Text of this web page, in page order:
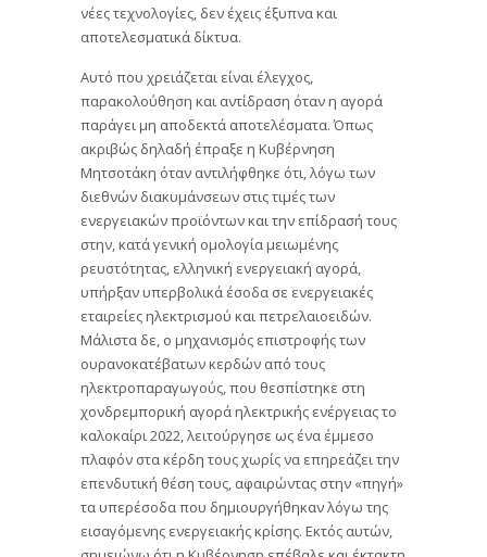
νέες τεχνολογίες, δεν έχεις έξυπνα και
αποτελεσματικά δίκτυα.
Αυτό που χρειάζεται είναι έλεγχος,
παρακολούθηση και αντίδραση όταν η αγορά
παράγει μη αποδεκτά αποτελέσματα. Όπως
ακριβώς δηλαδή έπραξε η Κυβέρνηση
Μητσοτάκη όταν αντιλήφθηκε ότι, λόγω των
διεθνών διακυμάνσεων στις τιμές των
ενεργειακών προϊόντων και την επίδρασή τους
στην, κατά γενική ομολογία μειωμένης
ρευστότητας, ελληνική ενεργειακή αγορά,
υπήρξαν υπερβολικά έσοδα σε ενεργειακές
εταιρείες ηλεκτρισμού και πετρελαιοειδών.
Μάλιστα δε, ο μηχανισμός επιστροφής των
ουρανοκατέβατων κερδών από τους
ηλεκτροπαραγωγούς, που θεσπίστηκε στη
χονδρεμπορική αγορά ηλεκτρικής ενέργειας το
καλοκαίρι 2022, λειτούργησε ως ένα έμμεσο
πλαφόν στα κέρδη τους χωρίς να επηρεάζει την
επενδυτική θέση τους, αφαιρώντας στην «πηγή»
τα υπερέσοδα που δημιουργήθηκαν λόγω της
εισαγόμενης ενεργειακής κρίσης. Εκτός αυτών,